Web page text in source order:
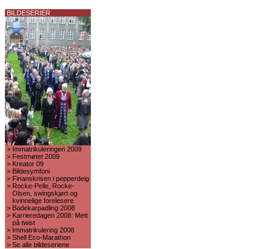
BILDESERIER
> Immatrikuleringen 2009
> Festmøtet 2009
> Kreator 09
> Bildesymfoni
> Finanskrisen i pepperdeig
> Rocke-Pelle, Rocke-
Olsen, swingskjørt og
kvinnelige forelesere
> Badekarpadling 2008
> Karrieredagen 2008: Mett
på twist
> Immatrikulering 2008
> Shell Eco-Marathon
> Se alle bildeseriene